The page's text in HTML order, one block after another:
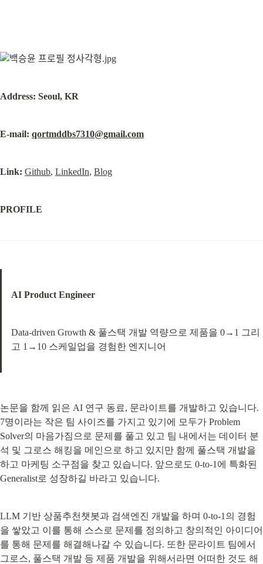
Address: Seoul, KR
E-mail: qortmddbs7310@gmail.com
Link: Github, LinkedIn, Blog
PROFILE
AI Product Engineer
Data-driven Growth & 풀스택 개발 역량으로 제품을 0→1 그리
고 1→10 스케일업을 경험한 엔지니어
논문을 함께 읽은 AI 연구 동료, 문라이트를 개발하고 있습니다.
7명이라는 작은 팀 사이즈를 가지고 있기에 모두가 Problem
Solver의 마음가짐으로 문제를 풀고 있고 팀 내에서는 데이터 분
석 및 그로스 해킹을 메인으로 하고 있지만 함께 풀스택 개발을
하고 마케팅 소구점을 찾고 있습니다. 앞으로도 0-to-1에 특화된
Generalist로 성장하길 바라고 있습니다.
LLM 기반 상품추천챗봇과 검색엔진 개발을 하며 0-to-1의 경험
을 쌓았고 이를 통해 스스로 문제를 정의하고 창의적인 아이디어
를 통해 문제를 해결해나갈 수 있습니다. 또한 문라이트 팀에서
그로스, 풀스택 개발 등 제품 개발을 위해서라면 어떠한 것도 해